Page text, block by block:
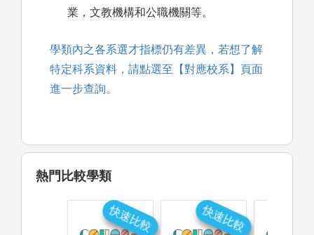
業，文教機構和公職機關等。
學類內之各系選才指標仍有差異，若想了解
特定科系資料，請點選至【對應校系】頁面
進一步查詢。
熱門比較學類
快速比較 快速比較